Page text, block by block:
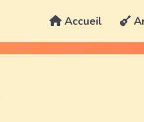
Accueil